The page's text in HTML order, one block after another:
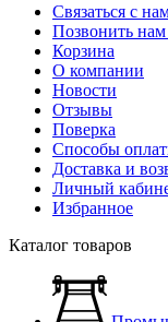
Связаться с
Позвонить нам
Корзина
О компании
Новости
Отзывы
Поверка
Способы
Доставка и
Личный
Избранное
Каталог товаров